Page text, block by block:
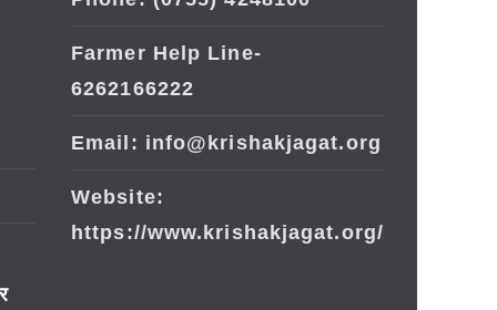
Farmer Help Line-
6262166222
Email: info@krishakjagat.org
Website:
https://www.krishakjagat.org/